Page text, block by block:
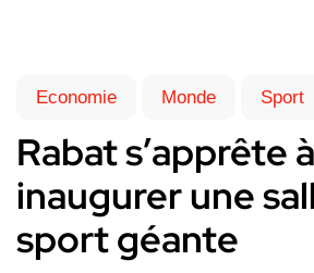
Economie Monde Sport
Rabat s’apprête à
inaugurer une
sport géante